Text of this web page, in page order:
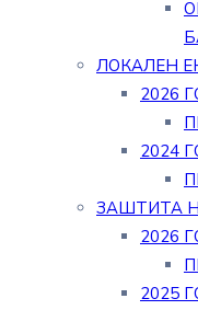
ЛОКАЛЕН
2026
2024
ЗАШТИТА
2026
2025